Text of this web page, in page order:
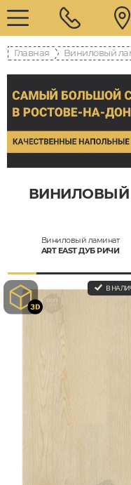
Главная Виниловый
ВИНИЛОВЫЙ
Виниловый ламинат
ART EAST ДУБ РИЧИ
В